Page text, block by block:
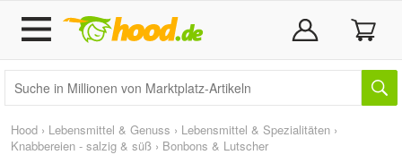
Hood › Lebensmittel & Genuss › Lebensmittel & Spezialitäten ›
Knabbereien - salzig & süß › Bonbons & Lutscher